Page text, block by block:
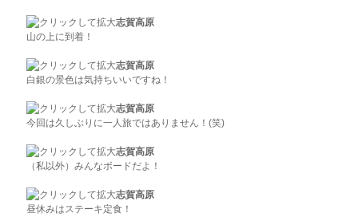
志賀高原
山の上に到着！
志賀高原
白銀の景色は気持ちいいですね！
志賀高原
今回は久しぶりに一人旅ではありません！(笑)
志賀高原
（私以外）みんなボードだよ！
志賀高原
昼休みはステーキ定食！